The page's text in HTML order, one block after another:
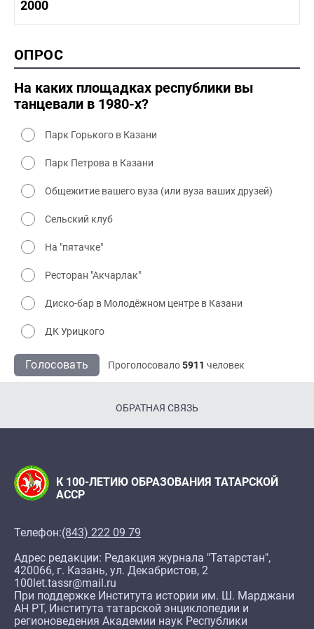
1990-2000 культура
2000
2000 промышленность
2000 культура
ОПРОС
На каких площадках республики вы
танцевали в 1980-х?
Парк Горького в Казани
Парк Петрова в Казани
Общежитие вашего вуза (или вуза ваших друзей)
Сельский клуб
На "пятачке"
Ресторан "Акчарлак"
Диско-бар в Молодёжном центре в Казани
ДК Урицкого
Голосовать Проголосовало5911 человек
ОБРАТНАЯ СВЯЗЬ
К 100-ЛЕТИЮ ОБРАЗОВАНИЯ ТАТАРСКОЙ
АССР
Телефон:(843) 222 09 79
Адрес редакции: Редакция журнала "Татарстан",
420066, г. Казань, ул. Декабристов, 2
100let.tassr@mail.ru
При поддержке Института истории им. Ш. Марджани
АН РТ, Института татарской энциклопедии и
регионоведения Академии наук Республики